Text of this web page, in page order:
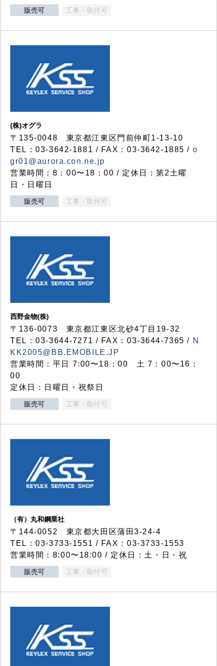
販売可 工事・取付可
(株)オグラ
〒135-0048 東京都江東区門前仲町1-13-10
TEL：03-3642-1881 / FAX：03-3642-1885 / o
gr01@aurora.con.ne.jp
営業時間：8：00〜18：00 / 定休日：第2土曜
日・日曜日
販売可 工事・取付可
西野金物(株)
〒136-0073 東京都江東区北砂4丁目19-32
TEL：03‐3644‐7271 / FAX：03-3644-7365 / N
KK2005@BB.EMOBILE.JP
営業時間：平日 7:00〜18：00 土 7：00〜16：
00
定休日：日曜日・祝祭日
販売可 工事・取付可
（有）丸和鋼業社
〒144-0052 東京都大田区蒲田3-24-4
TEL：03-3733-1551 / FAX：03-3733-1553
営業時間：8:00〜18:00 / 定休日：土・日・祝
販売可 工事・取付可